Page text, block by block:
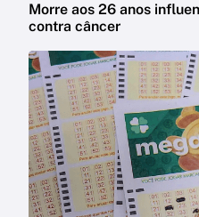
Morre aos 26 anos
contra câncer